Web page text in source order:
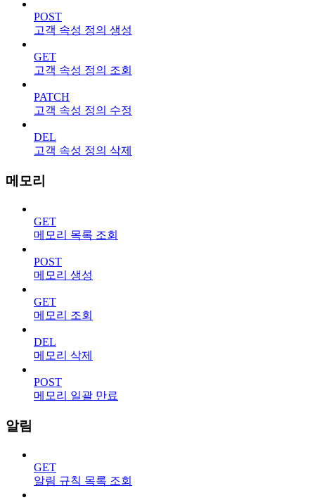
POST
고객 속성 정의 생성
GET
고객 속성 정의 조회
PATCH
고객 속성 정의 수정
DEL
고객 속성 정의 삭제
메모리
GET
메모리 목록 조회
POST
메모리 생성
GET
메모리 조회
DEL
메모리 삭제
POST
메모리 일괄 만료
알림
GET
알림 규칙 목록 조회